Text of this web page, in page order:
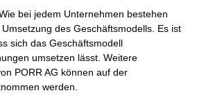
bei jedem Unternehmen bestehen
des Geschäftsmodells. Es ist
sich das Geschäftsmodell
umsetzen lässt. Weitere
PORR AG können auf der
werden.